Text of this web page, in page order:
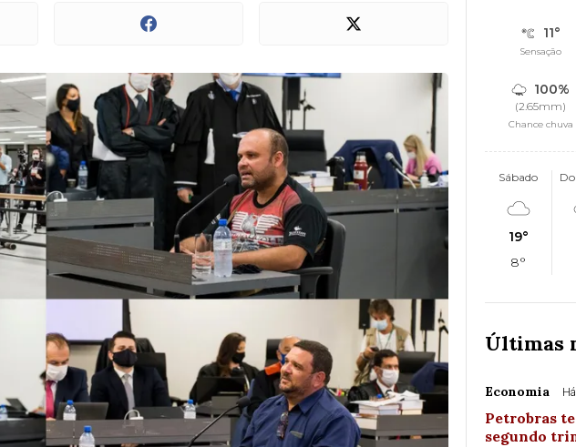
11°
Sensação
100%
(2.65mm)
Chance chuva
Sábado
19°
8°
Últimas
Economia
Petrobras
segundo